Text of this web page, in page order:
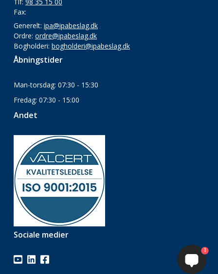
Fax:
Generelt: ipa@ipabeslag.dk
Ordre: ordre@ipabeslag.dk
Bogholderi: bogholderi@ipabeslag.dk
Åbningstider
Man-torsdag: 07:30 - 15:30
Fredag: 07:30 - 15:00
Andet
Sociale medier
1